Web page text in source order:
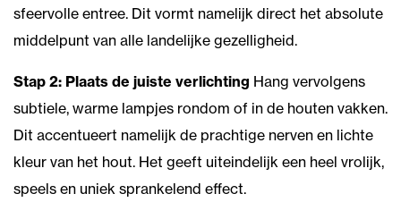
sfeervolle entree. Dit vormt namelijk direct het absolute
middelpunt van alle landelijke gezelligheid.
Stap 2: Plaats de juiste verlichting Hang vervolgens
subtiele, warme lampjes rondom of in de houten vakken.
Dit accentueert namelijk de prachtige nerven en lichte
kleur van het hout. Het geeft uiteindelijk een heel vrolijk,
speels en uniek sprankelend effect.